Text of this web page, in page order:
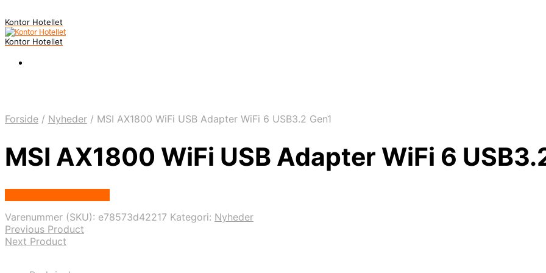
Kontor Hotellet
Kontor Hotellet
Forside / Nyheder / MSI AX1800 WiFi USB Adapter WiFi 6 USB3.2 Gen1
MSI AX1800 WiFi USB Adapter WiFi 6
Varenummer (SKU): e78573d42217 Kategori: Nyheder
Previous Product
Next Product